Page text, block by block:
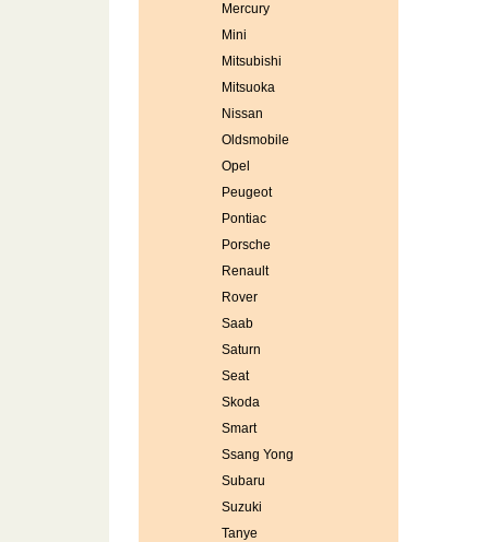
Mercury
Mini
Mitsubishi
Mitsuoka
Nissan
Oldsmobile
Opel
Peugeot
Pontiac
Porsche
Renault
Rover
Saab
Saturn
Seat
Skoda
Smart
Ssang Yong
Subaru
Suzuki
Tanye